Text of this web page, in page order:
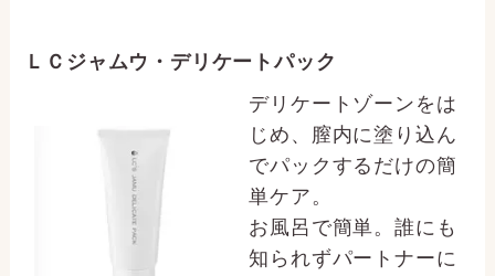
ＬＣジャムウ・デリケートパック
デリケートゾーンをは
じめ、膣内に塗り込ん
でパックするだけの簡
単ケア。
お風呂で簡単。誰にも
知られずパートナーに